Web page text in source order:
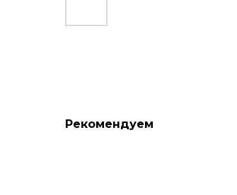
Рекомендуем